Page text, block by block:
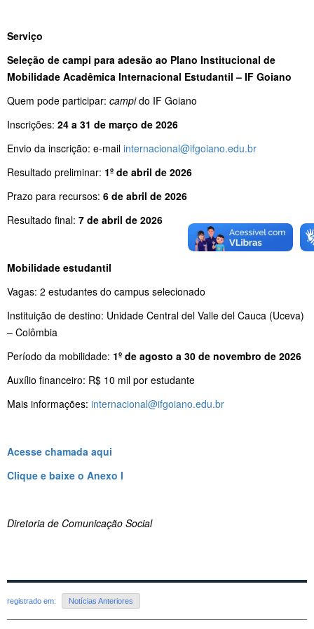
Serviço
Seleção de campi para adesão ao Plano Institucional de
Mobilidade Acadêmica Internacional Estudantil – IF Goiano
Quem pode participar: campido IF Goiano
Inscrições: 24 a 31 de março de 2026
Envio da inscrição: e-mail internacional@ifgoiano.edu.br
Resultado preliminar: 1º de abril de 2026
Prazo para recursos: 6 de abril de 2026
Resultado final: 7 de abril de 2026
Mobilidade estudantil
Vagas: 2 estudantes do campus selecionado
Instituição de destino: Unidade Central del Valle del Cauca (Uceva)
– Colômbia
Período da mobilidade: 1º de agosto a 30 de novembro de 2026
Auxílio financeiro: R$ 10 mil por estudante
Mais informações: internacional@ifgoiano.edu.br
Acesse chamada aqui
Clique e baixe o Anexo I
Diretoria de Comunicação Social
registrado em: Notícias Anteriores